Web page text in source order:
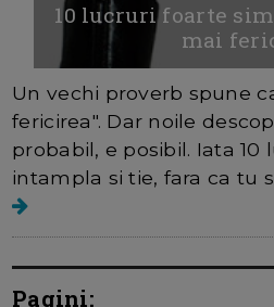
10 lucruri foarte
mai
Un vechi proverb spune
fericirea". Dar noile
probabil, e posibil. Iata 10
intampla si tie, fara ca tu
Pagini: